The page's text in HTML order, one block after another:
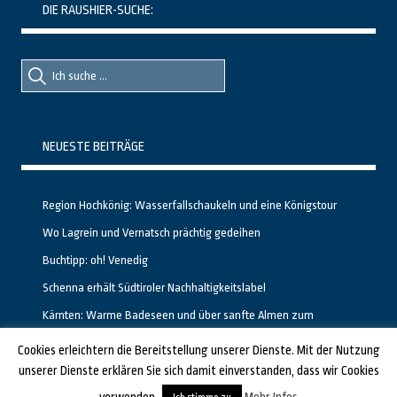
DIE RAUSHIER-SUCHE:
Suche
nach::
Suche
nach:
NEUESTE BEITRÄGE
Region Hochkönig: Wasserfallschaukeln und eine Königstour
Wo Lagrein und Vernatsch prächtig gedeihen
Buchtipp: oh! Venedig
Schenna erhält Südtiroler Nachhaltigkeitslabel
Kärnten: Warme Badeseen und über sanfte Almen zum
GESTALTET UND PROGRAMMIERT VON ALBERTO & FRANZ BEI LUCID.BERLIN
Cookies erleichtern die Bereitstellung unserer Dienste. Mit der Nutzung
unserer Dienste erklären Sie sich damit einverstanden, dass wir Cookies